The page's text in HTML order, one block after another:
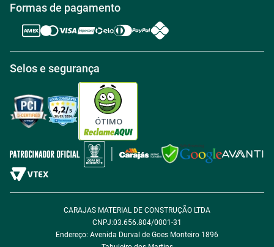
Trabalhe conosco
Central de atendimento
Política de Reembolso
Política de Entrega
Política de Privacidade
Política de Cookie
Política de Desconto
Fale com encarregado de dados
Regras de Desconto
Regulamento Aniversário Premiado
Formas de pagamento
Selos e segurança
ÓTIMO
CARAJAS MATERIAL DE CONSTRUÇÃO LTDA
CNPJ:03.656.804/0001-31
Endereço: Avenida Durval de Goes Monteiro 1896